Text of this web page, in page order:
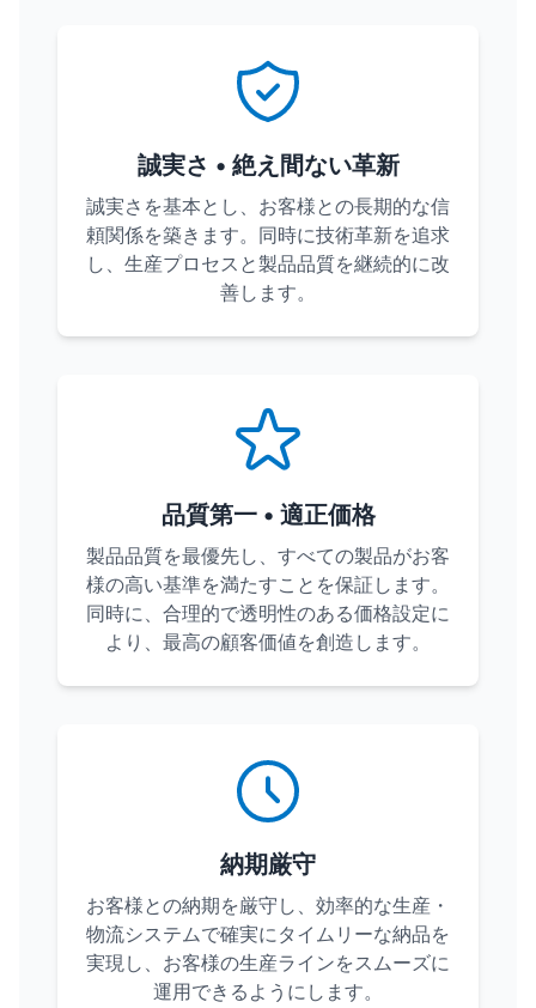
誠実さ • 絶え間ない革新
誠実さを基本とし、お客様との長期的な信
頼関係を築きます。同時に技術革新を追求
し、生産プロセスと製品品質を継続的に改
善します。
品質第一 • 適正価格
製品品質を最優先し、すべての製品がお客
様の高い基準を満たすことを保証します。
同時に、合理的で透明性のある価格設定に
より、最高の顧客価値を創造します。
納期厳守
お客様との納期を厳守し、効率的な生産・
物流システムで確実にタイムリーな納品を
実現し、お客様の生産ラインをスムーズに
運用できるようにします。